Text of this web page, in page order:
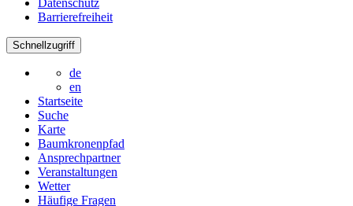
Barrierefreiheit
Schnellzugriff
de
en
Startseite
Suche
Karte
Baumkronenpfad
Ansprechpartner
Veranstaltungen
Wetter
Häufige Fragen